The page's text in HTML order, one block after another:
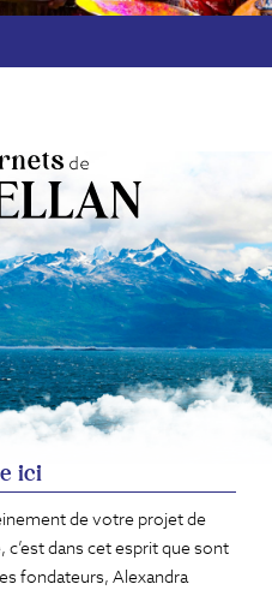
ici
de votre projet de
dans cet esprit que sont
fondateurs, Alexandra